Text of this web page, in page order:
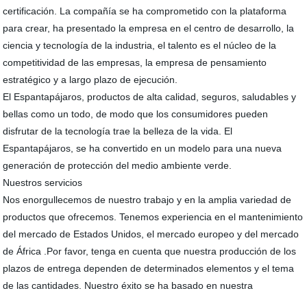
certificación. La compañía se ha comprometido con la plataforma
para crear, ha presentado la empresa en el centro de desarrollo, la
ciencia y tecnología de la industria, el talento es el núcleo de la
competitividad de las empresas, la empresa de pensamiento
estratégico y a largo plazo de ejecución.
El Espantapájaros, productos de alta calidad, seguros, saludables y
bellas como un todo, de modo que los consumidores pueden
disfrutar de la tecnología trae la belleza de la vida. El
Espantapájaros, se ha convertido en un modelo para una nueva
generación de protección del medio ambiente verde.
Nuestros servicios
Nos enorgullecemos de nuestro trabajo y en la amplia variedad de
productos que ofrecemos. Tenemos experiencia en el mantenimiento
del mercado de Estados Unidos, el mercado europeo y del mercado
de África .Por favor, tenga en cuenta que nuestra producción de los
plazos de entrega dependen de determinados elementos y el tema
de las cantidades. Nuestro éxito se ha basado en nuestra